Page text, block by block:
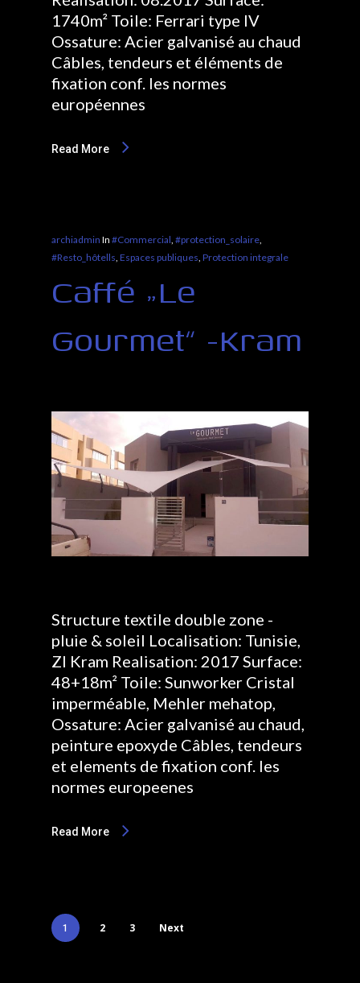
1740m² Toile: Ferrari type IV
Ossature: Acier galvanisé au chaud
Câbles, tendeurs et éléments de
fixation conf. les normes
européennes
Read More
archiadmin In #Commercial #protection_solaire
#Resto_hôtells Espaces publiques Protection integrale
Caffé „Le
Gourmet“ -Kram
Structure textile double zone -
pluie & soleil Localisation: Tunisie,
ZI Kram Realisation: 2017 Surface:
48+18m² Toile: Sunworker Cristal
imperméable, Mehler mehatop,
Ossature: Acier galvanisé au chaud,
peinture epoxyde Câbles, tendeurs
et elements de fixation conf. les
normes europeenes
Read More
1 2 3 Next